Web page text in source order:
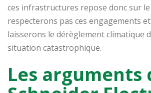
ces infrastructures repose donc sur
respecterons pas ces engagements
laisserons le dérèglement climatique
situation catastrophique.
Les arguments